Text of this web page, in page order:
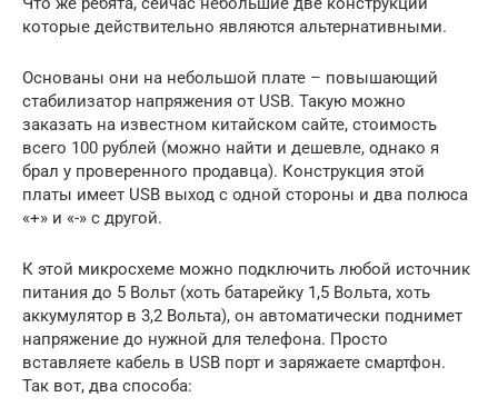
которые действительно являются альтернативными.
Основаны они на небольшой плате – повышающий
стабилизатор напряжения от USB. Такую можно
заказать на известном китайском сайте, стоимость
всего 100 рублей (можно найти и дешевле, однако я
брал у проверенного продавца). Конструкция этой
платы имеет USB выход с одной стороны и два полюса
«+» и «-» с другой.
К этой микросхеме можно подключить любой источник
питания до 5 Вольт (хоть батарейку 1,5 Вольта, хоть
аккумулятор в 3,2 Вольта), он автоматически поднимет
напряжение до нужной для телефона. Просто
вставляете кабель в USB порт и заряжаете смартфон.
Так вот, два способа: